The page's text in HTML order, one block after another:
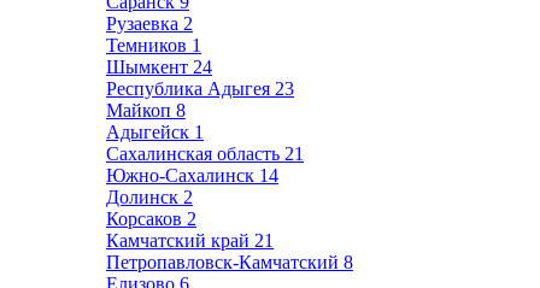
Рузаевка 2
Темников 1
Шымкент 24
Республика Адыгея 23
Майкоп 8
Адыгейск 1
Сахалинская область 21
Южно-Сахалинск 14
Долинск 2
Корсаков 2
Камчатский край 21
Петропавловск-Камчатский 8
Елизово 6